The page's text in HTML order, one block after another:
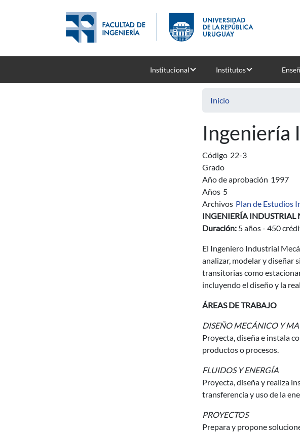
Institucional Institutos
Inicio
Ingeniería
Código 22-3
Grado
Año de aprobación 1997
Años 5
Archivos Plan de Estudios
INGENIERÍA INDUSTRIAL
Duración: 5 años - 450
El Ingeniero Industrial
analizar, modelar y diseñar
transitorias como
incluyendo el diseño y la
ÁREAS DE TRABAJO
DISEÑO MECÁNICO Y
Proyecta, diseña e instala
productos o procesos.
FLUIDOS Y ENERGÍA
Proyecta, diseña y realiza
transferencia y uso de la
PROYECTOS
Prepara y propone